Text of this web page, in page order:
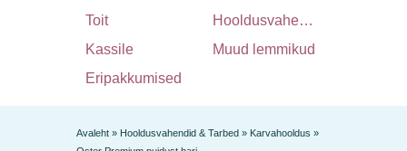
Toit
Hooldusvahendid & Tarbed
Kassile
Muud lemmikud
Eripakkumised
Avaleht » Hooldusvahendid & Tarbed » Karvahooldus »